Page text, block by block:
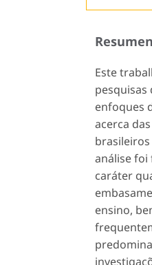
Este
pesquisas
enfoques
acerca
brasileiros
análise foi
caráter
ensino,